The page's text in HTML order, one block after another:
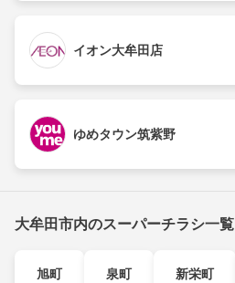
イオン大牟田店
ゆめタウン筑紫野
大牟田市内のスーパーチラシ一覧
旭町 泉町 新栄町